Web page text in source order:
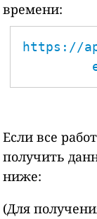
времени:
https://
Если все
получить
ниже:
(Для